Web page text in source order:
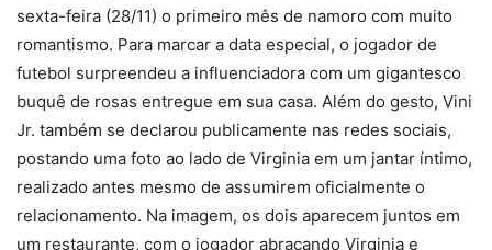
sexta-feira (28/11) o primeiro mês de namoro com muito
romantismo. Para marcar a data especial, o jogador de
futebol surpreendeu a influenciadora com um gigantesco
buquê de rosas entregue em sua casa. Além do gesto, Vini
Jr. também se declarou publicamente nas redes sociais,
postando uma foto ao lado de Virginia em um jantar íntimo,
realizado antes mesmo de assumirem oficialmente o
relacionamento. Na imagem, os dois aparecem juntos em
um restaurante, com o jogador abraçando Virginia e